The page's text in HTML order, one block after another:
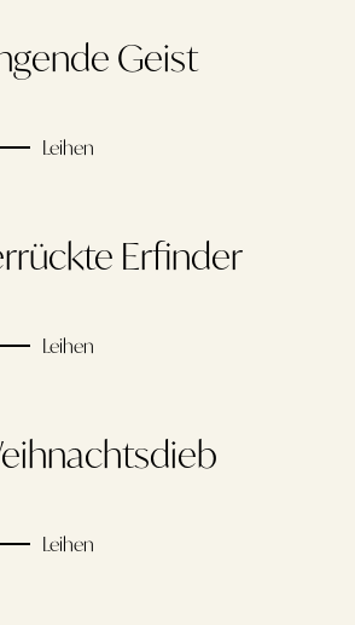
Geist
Leihen
Erfinder
Leihen
Leihen